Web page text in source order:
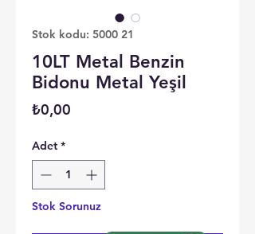
Stok kodu: 5000 21
10LT Metal Benzin
Bidonu Metal Yeşil
₺0,00
Adet *
Stok Sorunuz